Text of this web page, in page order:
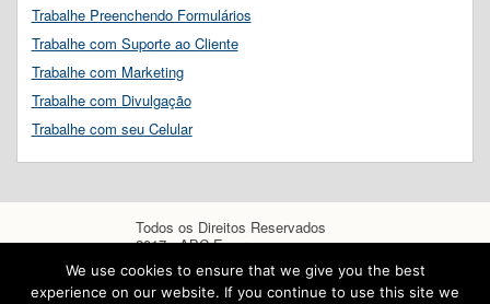
Trabalhe Preenchendo Formulários
Trabalhe com Suporte ao Cliente
Trabalhe com Marketing
Trabalhe com Divulgação
Trabalhe com seu Celular
Todos os Direitos Reservados
2017 - ABC Empregos
We use cookies to ensure that we give you the best
experience on our website. If you continue to use this site we